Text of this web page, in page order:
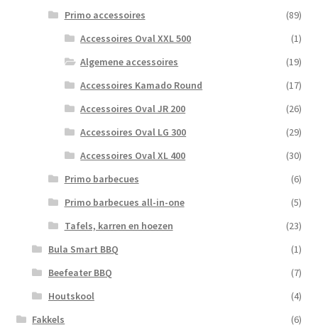
Primo accessoires
(89)
Accessoires Oval XXL 500
(1)
Algemene accessoires
(19)
Accessoires Kamado Round
(17)
Accessoires Oval JR 200
(26)
Accessoires Oval LG 300
(29)
Accessoires Oval XL 400
(30)
Primo barbecues
(6)
Primo barbecues all-in-one
(5)
Tafels, karren en hoezen
(23)
Bula Smart BBQ
(1)
Beefeater BBQ
(7)
Houtskool
(4)
Fakkels
(6)